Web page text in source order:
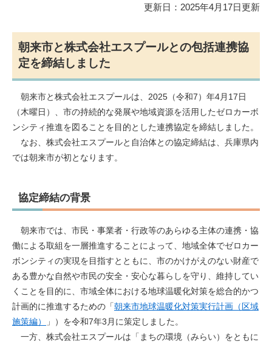
更新日：2025年4月17日更新
朝来市と株式会社エスプールとの包括連携協
定を締結しました
朝来市と株式会社エスプールは、2025（令和7）年4月17日
（木曜日）、市の持続的な発展や地域資源を活用したゼロカーボ
ンシティ推進を図ることを目的とした連携協定を締結しました。
なお、株式会社エスプールと自治体との協定締結は、兵庫県内
では朝来市が初となります。
協定締結の背景
朝来市では、市民・事業者・行政等のあらゆる主体の連携・協
働による取組を一層推進することによって、地域全体でゼロカー
ボンシティの実現を目指すとともに、市のかけがえのない財産で
ある豊かな自然や市民の安全・安心な暮らしを守り、維持してい
くことを目的に、市域全体における地球温暖化対策を総合的かつ
計画的に推進するための「朝来市地球温暖化対策実行計画（区域
施策編）
」）を令和7年3月に策定しました。
一方、株式会社エスプールは「まちの環境（みらい）をともに